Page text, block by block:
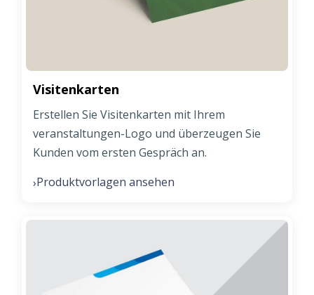
Visitenkarten
Erstellen Sie Visitenkarten mit Ihrem
veranstaltungen-Logo und überzeugen Sie
Kunden vom ersten Gespräch an.
›Produktvorlagen ansehen